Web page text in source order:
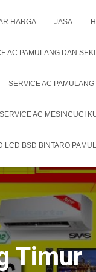
HARGA JASA
AC PAMULANG DAN
SERVICE AC PAMULANG
AC MESINCUCI
BSD BINTARO
Timur